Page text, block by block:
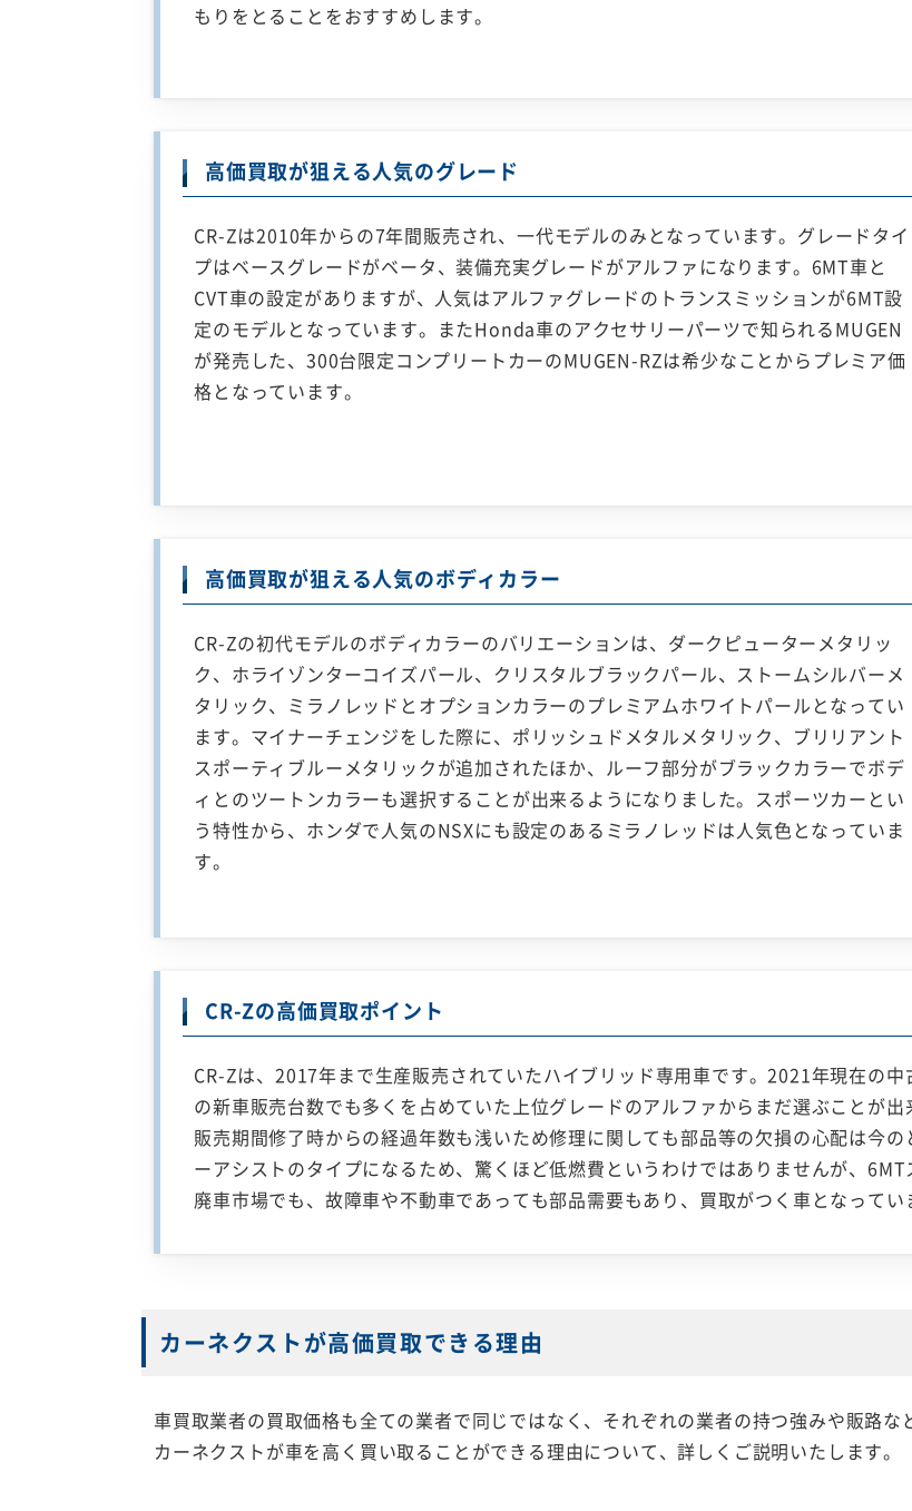
もりをとることをおすすめします。
高価買取が狙える人気のグレード
CR-Zは2010年からの7年間販売され、一代モデルのみとなっています。グレードタイ
プはベースグレードがベータ、装備充実グレードがアルファになります。6MT車と
CVT車の設定がありますが、人気はアルファグレードのトランスミッションが6MT設
定のモデルとなっています。またHonda車のアクセサリーパーツで知られるMUGEN
が発売した、300台限定コンプリートカーのMUGEN-RZは希少なことからプレミア価
格となっています。
高価買取が狙える人気のボディカラー
CR-Zの初代モデルのボディカラーのバリエーションは、ダークピューターメタリッ
ク、ホライゾンターコイズパール、クリスタルブラックパール、ストームシルバーメ
タリック、ミラノレッドとオプションカラーのプレミアムホワイトパールとなってい
ます。マイナーチェンジをした際に、ポリッシュドメタルメタリック、ブリリアント
スポーティブルーメタリックが追加されたほか、ルーフ部分がブラックカラーでボデ
ィとのツートンカラーも選択することが出来るようになりました。スポーツカーとい
う特性から、ホンダで人気のNSXにも設定のあるミラノレッドは人気色となっていま
す。
CR-Zの高価買取ポイント
CR-Zは、2017年まで生産販売されていたハイブリッド専用車です。2021年現在の
の新車販売台数でも多くを占めていた上位グレードのアルファからまだ選ぶことが出
販売期間修了時からの経過年数も浅いため修理に関しても部品等の欠損の心配は今
ーアシストのタイプになるため、驚くほど低燃費というわけではありませんが、6MT
廃車市場でも、故障車や不動車であっても部品需要もあり、買取がつく車となってい
カーネクストが高価買取できる理由
車買取業者の買取価格も全ての業者で同じではなく、それぞれの業者の持つ強みや販路な
カーネクストが車を高く買い取ることができる理由について、詳しくご説明いたします。